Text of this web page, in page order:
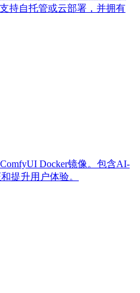
持自托管或云部署，并拥有
Docker镜像。包含AI-
提升用户体验。